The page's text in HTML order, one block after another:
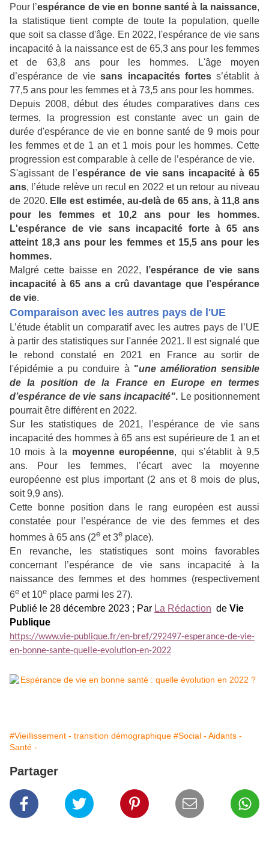
Pour l’espérance de vie en bonne santé à la naissance,
la statistique tient compte de toute la population, quelle
que soit sa classe d'âge. En 2022, l'espérance de vie sans
incapacité à la naissance est de 65,3 ans pour les femmes
et de 63,8 ans pour les hommes. L'âge moyen
d’espérance de viesans incapacités fortess’établit à
77,5 ans pour les femmes et à 73,5 ans pour les hommes.
Depuis 2008, début des études comparatives dans ces
termes, la progression est constante avec un gain de
durée d'espérance de vie en bonne santé de 9 mois pour
les femmes et de 1 an et 1 mois pour les hommes. Cette
progression est comparable à celle de l’espérance de vie.
S'agissant de l’espérance de vie sans incapacité à 65
ans, l’étude relève un recul en 2022 et un retour au niveau
de 2020. Elle est estimée, au-delà de 65 ans, à 11,8 ans
pour les femmes et 10,2 ans pour les hommes.
L'espérance de vie sans incapacité forte à 65 ans
atteint 18,3 ans pour les femmes et 15,5 ans pour les
hommes.
Malgré cette baisse en 2022,
l’espérance de vie sans
incapacité à 65 ans a crû davantage que l’espérance
de vie.
Comparaison avec les autres pays de l'UE
L’étude établit un comparatif avec les autres pays de l’UE
à partir des statistiques sur l'année 2021. Il est signalé que
le rebond constaté en 2021 en France au sortir de
l'épidémie a pu conduire à "une amélioration sensible
de la position de la France en Europe en termes
d’espérance de vie sans incapacité". Le positionnement
pourrait être différent en 2022.
Sur les statistiques de 2021, l’espérance de vie sans
incapacité des hommes à 65 ans est supérieure de 1 an et
10 mois à la moyenne européenne, qui s’établit à 9,5
ans. Pour les femmes, l’écart avec la moyenne
européenne est plus important (2 ans et 8 mois de plus,
soit 9,9 ans).
Cette bonne position dans le rang européen est aussi
constatée pour l’espérance de vie des femmes et des
hommes à 65 ans (2e et 3e place).
En revanche, les statistiques sont moins favorables
concernant l’espérance de vie sans incapacité à la
naissance des femmes et des hommes (respectivement
6e et 10e place parmi les 27).
Publié le 28 décembre 2023 ; Par La Rédaction de Vie
Publique
https://www.vie-publique.fr/en-bref/292497-esperance-de-vie-
en-bonne-sante-quelle-evolution-en-2022
#Vieillissement - transition démographique #Social - Aidants -
Santé -
Partager